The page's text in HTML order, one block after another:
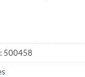
500458